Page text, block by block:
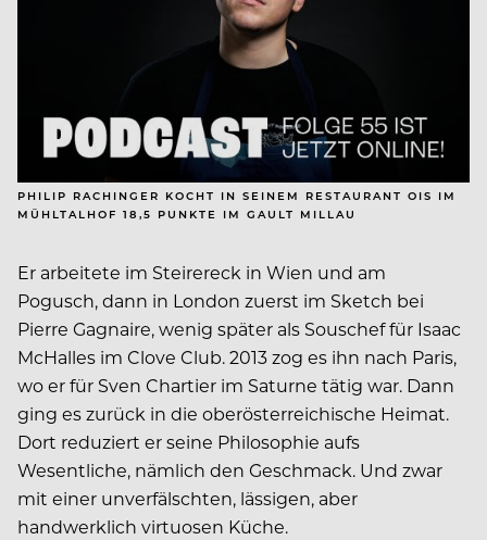
PHILIP RACHINGER KOCHT IN SEINEM RESTAURANT OIS IM
MÜHLTALHOF 18,5 PUNKTE IM GAULT MILLAU
Er arbeitete im Steirereck in Wien und am
Pogusch, dann in London zuerst im Sketch bei
Pierre Gagnaire, wenig später als Souschef für Isaac
McHalles im Clove Club. 2013 zog es ihn nach Paris,
wo er für Sven Chartier im Saturne tätig war. Dann
ging es zurück in die oberösterreichische Heimat.
Dort reduziert er seine Philosophie aufs
Wesentliche, nämlich den Geschmack. Und zwar
mit einer unverfälschten, lässigen, aber
handwerklich virtuosen Küche.